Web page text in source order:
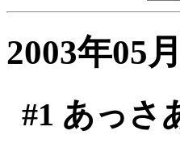
2003年05
#1 あっさ